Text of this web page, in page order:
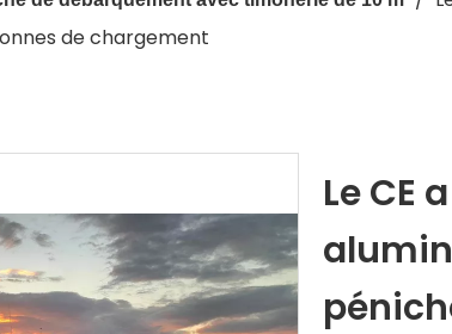
de chargement
Le CE